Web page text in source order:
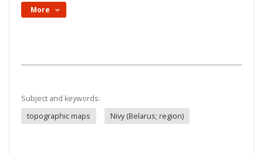
More
Subject and keywords:
topographic maps
Nivy (Belarus; region)